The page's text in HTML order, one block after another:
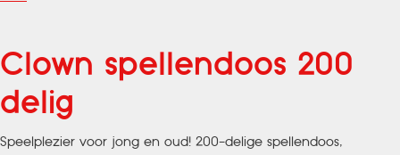
Clown spellendoos 200
delig
Speelplezier voor jong en oud! 200-delige spellendoos,